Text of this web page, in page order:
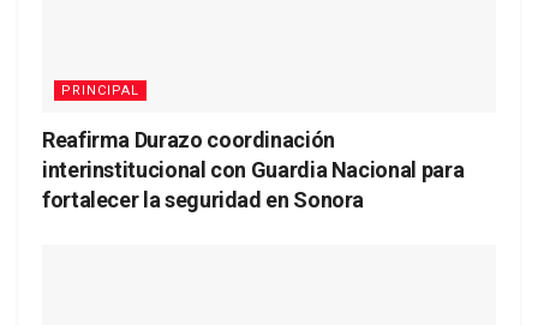
PRINCIPAL
Reafirma Durazo coordinación
interinstitucional con Guardia Nacional para
fortalecer la seguridad en Sonora